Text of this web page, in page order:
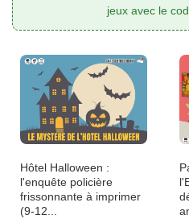
jeux avec le
Hôtel Halloween :
l'enquête policière
frissonnante à imprimer
(9-12...